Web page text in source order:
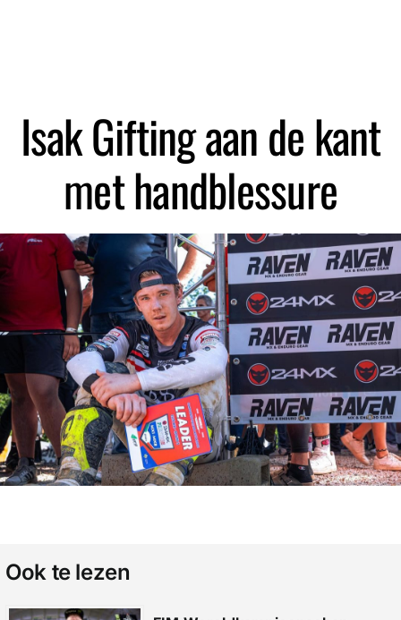
Isak Gifting aan de kant
met handblessure
Ook te lezen